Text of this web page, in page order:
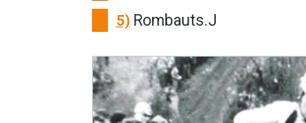
5)Rombauts.J